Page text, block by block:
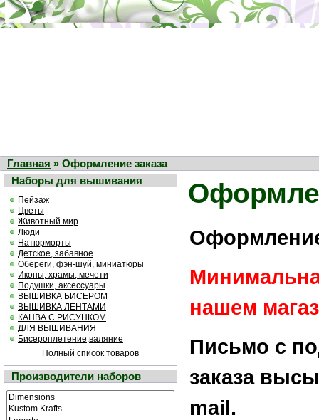
Главная » Оформление заказа
Наборы для вышивания
Пейзаж
Цветы
Животный мир
Люди
Натюрморты
Детское, забавное
Обереги, фэн-шуй, миниатюры
Иконы, храмы, мечети
Подушки, аксессуары
ВЫШИВКА БИСЕРОМ
ВЫШИВКА ЛЕНТАМИ
КАНВА С РИСУНКОМ
ДЛЯ ВЫШИВАНИЯ
Бисероплетение,валяние
Полный список товаров
Производители наборов
нашем
Письмо с
заказа
mail.